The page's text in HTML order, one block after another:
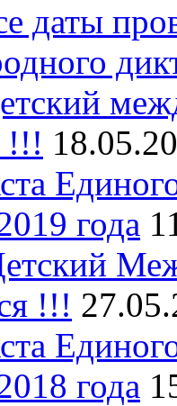
даты
!!!
года
!!!
года